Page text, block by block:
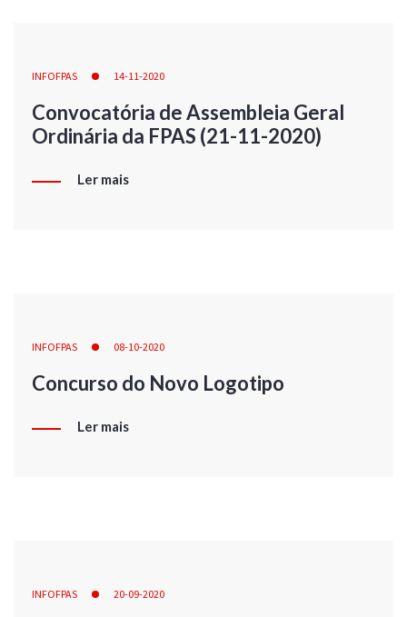
INFOFPAS 14-11-2020
Convocatória de Assembleia Geral
Ordinária da FPAS (21-11-2020)
Ler mais
INFOFPAS 08-10-2020
Concurso do Novo Logotipo
Ler mais
INFOFPAS 20-09-2020